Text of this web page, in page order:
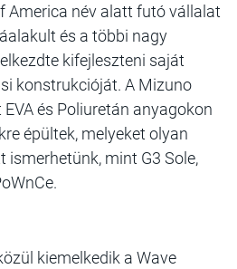
America név alatt futó vállalat
és a többi nagy
kifejleszteni saját
konstrukcióját. A Mizuno
és Poliuretán anyagokon
épültek, melyeket olyan
ismerhetünk, mint G3 Sole,
kiemelkedik a Wave